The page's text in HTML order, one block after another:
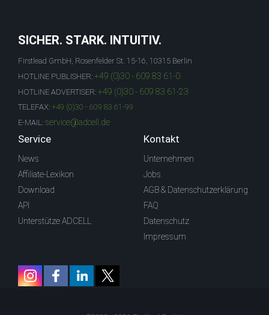
SICHER. STARK. INTUITIV.
Firstlead GmbH, Rosenfelder St. 15-16, 10315 Berlin
HOTLINE PUBLISHER: +49 (0)30 - 609 83 61-0
HOTLINE ADVERTISER: +49 (0)30 - 609 83 61-23
TELEFAX: +49 (0)30 - 609 83 61-99
E-MAIL: service@adcell.de
Service
News
Affiliate-Lexikon
Download
API
Unterstütze ADCELL
Kontakt
Unternehmen
Jobs
AGB & Datenschutzerklärung
FAQ
Datenschutz
Impressum